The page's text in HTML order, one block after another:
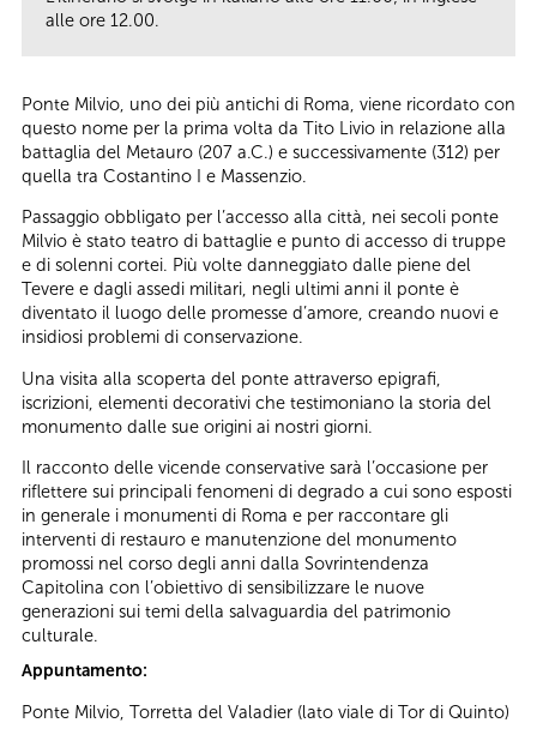
alle ore 12.00.
Ponte Milvio, uno dei più antichi di Roma, viene ricordato con
questo nome per la prima volta da Tito Livio in relazione alla
battaglia del Metauro (207 a.C.) e successivamente (312) per
quella tra Costantino I e Massenzio.
Passaggio obbligato per l’accesso alla città, nei secoli ponte
Milvio è stato teatro di battaglie e punto di accesso di truppe
e di solenni cortei. Più volte danneggiato dalle piene del
Tevere e dagli assedi militari, negli ultimi anni il ponte è
diventato il luogo delle promesse d’amore, creando nuovi e
insidiosi problemi di conservazione.
Una visita alla scoperta del ponte attraverso epigrafi,
iscrizioni, elementi decorativi che testimoniano la storia del
monumento dalle sue origini ai nostri giorni.
Il racconto delle vicende conservative sarà l’occasione per
riflettere sui principali fenomeni di degrado a cui sono esposti
in generale i monumenti di Roma e per raccontare gli
interventi di restauro e manutenzione del monumento
promossi nel corso degli anni dalla Sovrintendenza
Capitolina con l’obiettivo di sensibilizzare le nuove
generazioni sui temi della salvaguardia del patrimonio
culturale.
Appuntamento:
Ponte Milvio, Torretta del Valadier (lato viale di Tor di Quinto)